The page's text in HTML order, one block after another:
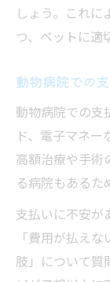
しょう。これ
つ、ペットに適
動物病院での
動物病院での支
ド、電子マネ
高額治療や手術
る病院もあるた
支払いに不安が
「費用が払え
肢」について質